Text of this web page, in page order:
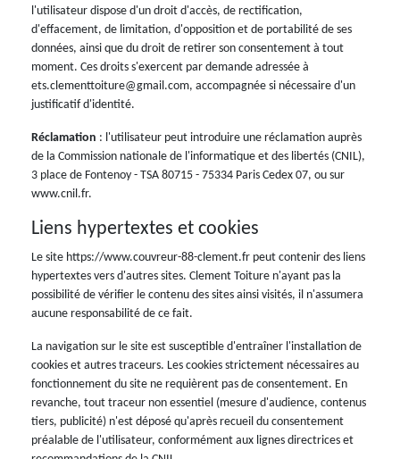
l'utilisateur dispose d'un droit d'accès, de rectification,
d'effacement, de limitation, d'opposition et de portabilité de ses
données, ainsi que du droit de retirer son consentement à tout
moment. Ces droits s'exercent par demande adressée à
ets.clementtoiture@gmail.com, accompagnée si nécessaire d'un
justificatif d'identité.
Réclamation : l'utilisateur peut introduire une réclamation auprès
de la Commission nationale de l'informatique et des libertés (CNIL),
3 place de Fontenoy - TSA 80715 - 75334 Paris Cedex 07, ou sur
www.cnil.fr.
Liens hypertextes et cookies
Le site https://www.couvreur-88-clement.fr peut contenir des liens
hypertextes vers d'autres sites. Clement Toiture n'ayant pas la
possibilité de vérifier le contenu des sites ainsi visités, il n'assumera
aucune responsabilité de ce fait.
La navigation sur le site est susceptible d'entraîner l'installation de
cookies et autres traceurs. Les cookies strictement nécessaires au
fonctionnement du site ne requièrent pas de consentement. En
revanche, tout traceur non essentiel (mesure d'audience, contenus
tiers, publicité) n'est déposé qu'après recueil du consentement
préalable de l'utilisateur, conformément aux lignes directrices et